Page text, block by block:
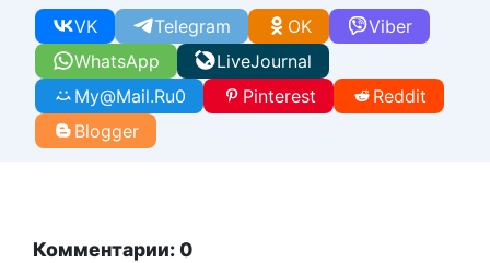
WhatsApp
VK Telegram Viber
OK
LiveJournal
My@Mail.Ru0 Pinterest
Reddit
Blogger
Комментарии: 0